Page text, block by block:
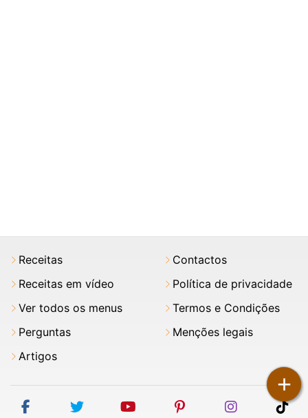
+
Receitas
Receitas em vídeo
Ver todos os menus
Perguntas
Artigos
Contactos
Política de privacidade
Termos e Condições
Menções legais
facebooktwitter youtubepinterestinstagram